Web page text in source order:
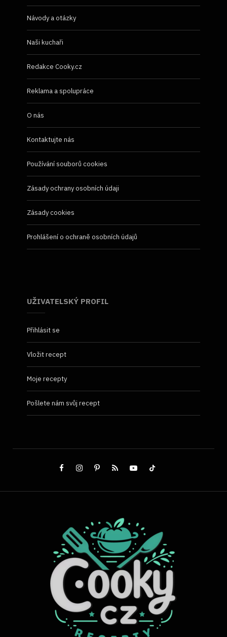
Návody a otázky
Naši kuchaři
Redakce Cooky.cz
Reklama a spolupráce
O nás
Kontaktujte nás
Používání souborů cookies
Zásady ochrany osobních údaji
Zásady cookies
Prohlášení o ochraně osobních údajů
UŽIVATELSKÝ PROFIL
Přihlásit se
Vložit recept
Moje recepty
Pošlete nám svůj recept